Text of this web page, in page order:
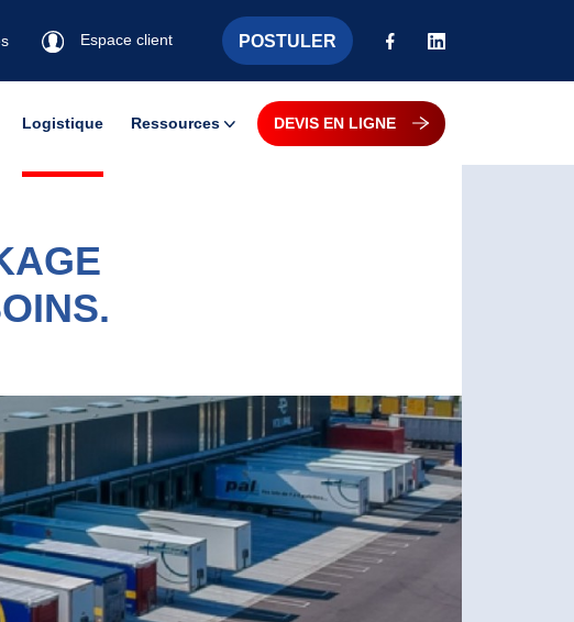
Espace client POSTULER
Logistique Ressources DEVIS EN LIGNE